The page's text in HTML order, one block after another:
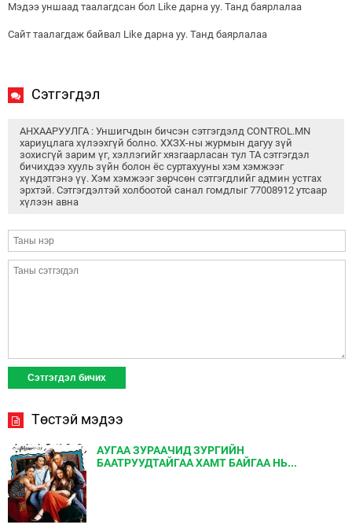
Мэдээ уншаад таалагдсан бол Like дарна уу. Танд баярлалаа
Сайт таалагдаж байвал Like дарна уу. Танд баярлалаа
Сэтгэгдэл
АНХААРУУЛГА : Уншигчдын бичсэн сэтгэгдэлд CONTROL.MN
хариуцлага хүлээхгүй болно. ХХЗХ-ны журмын дагуу зүй
зохисгүй зарим үг, хэллэгийг хязгаарласан тул ТА сэтгэгдэл
бичихдээ хууль зүйн болон ёс суртахууны хэм хэмжээг
хүндэтгэнэ үү. Хэм хэмжээг зөрчсөн сэтгэгдлийг админ устгах
эрхтэй. Сэтгэгдэлтэй холбоотой санал гомдлыг 77008912 утсаар
хүлээн авна
Төстэй мэдээ
АУГАА ЗУРААЧИД ЗУРГИЙН
БААТРУУДТАЙГАА ХАМТ БАЙГАА НЬ...